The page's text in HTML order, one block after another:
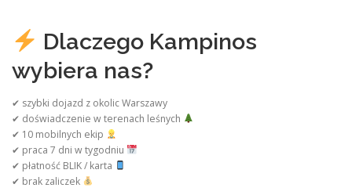
Dlaczego Kampinos
wybiera nas?
✔ szybki dojazd z okolic Warszawy
✔ doświadczenie w terenach leśnych
✔ 10 mobilnych ekip
✔ praca 7 dni w tygodniu
✔ płatność BLIK / karta
✔ brak zaliczek